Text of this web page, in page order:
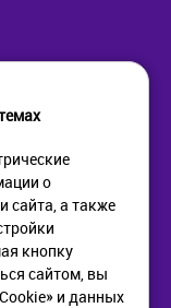
о
сайта, а также
кнопку
сайтом, вы
и данных